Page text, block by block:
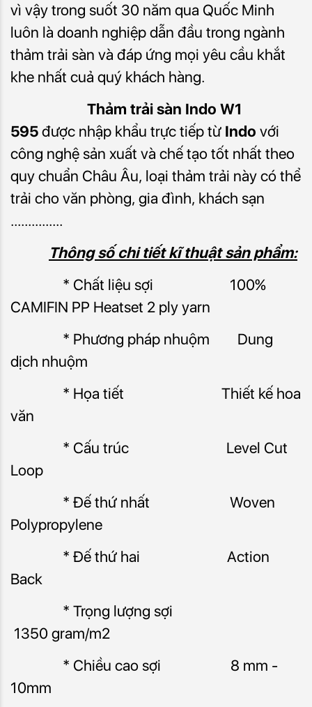
vì vậy trong suốt 30 năm qua Quốc Minh
luôn là doanh nghiệp dẫn đầu trong ngành
thảm trải sàn và đáp ứng mọi yêu cầu khắt
khe nhất cuả quý khách hàng.
Thảm trải sàn Indo W1
595được nhập khẩu trực tiếp từ Indo với
công nghệ sản xuất và chế tạo tốt nhất theo
quy chuẩn Châu Âu, loại thảm trải này có thể
trải cho văn phòng, gia đình, khách sạn
...............
Thông số chi tiết kĩ thuật sản phẩm:
* Chất liệu sợi 100%
CAMIFIN PP Heatset 2 ply yarn
* Phương pháp nhuộm Dung
dịch nhuộm
* Họa tiết Thiết kế hoa
văn
* Cấu trúc Level Cut
Loop
* Đế thứ nhất Woven
Polypropylene
* Đế thứ hai Action
Back
* Trọng lượng sợi
1350 gram/m2
* Chiều cao sợi 8 mm -
10mm